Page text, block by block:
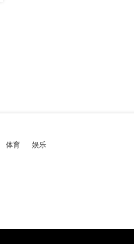
体育 娱乐